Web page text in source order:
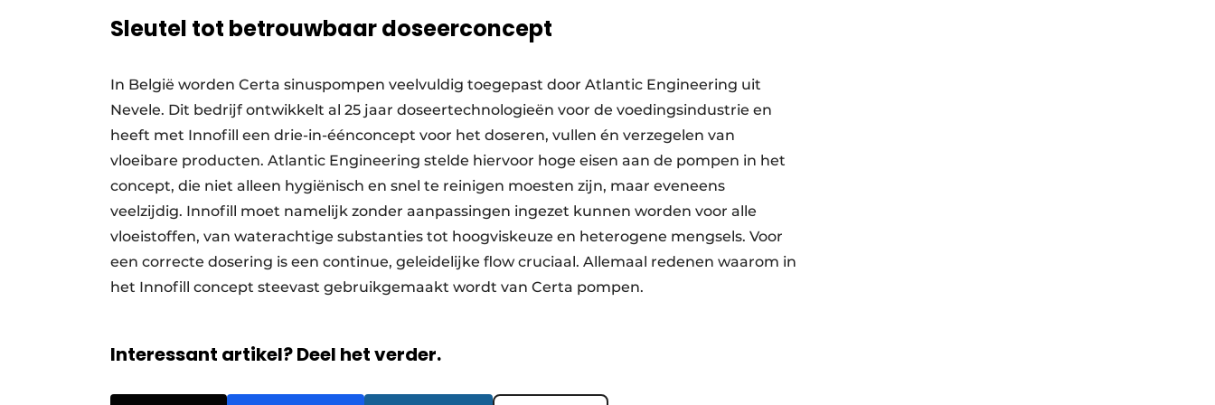
Sleutel tot betrouwbaar doseerconcept
In België worden Certa sinuspompen veelvuldig toegepast door Atlantic Engineering uit
Nevele. Dit bedrijf ontwikkelt al 25 jaar doseertechnologieën voor de voedingsindustrie en
heeft met Innofill een drie-in-éénconcept voor het doseren, vullen én verzegelen van
vloeibare producten. Atlantic Engineering stelde hiervoor hoge eisen aan de pompen in het
concept, die niet alleen hygiënisch en snel te reinigen moesten zijn, maar eveneens
veelzijdig. Innofill moet namelijk zonder aanpassingen ingezet kunnen worden voor alle
vloeistoffen, van waterachtige substanties tot hoogviskeuze en heterogene mengsels. Voor
een correcte dosering is een continue, geleidelijke flow cruciaal. Allemaal redenen waarom in
het Innofill concept steevast gebruikgemaakt wordt van Certa pompen.
Interessant artikel? Deel het verder.